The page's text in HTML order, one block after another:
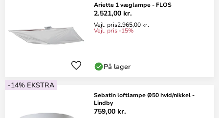
Ariette 1 væglampe - FLOS
2.521,00 kr.
Vejl. pris2.965,00 kr.
Vejl. pris -15%
På lager
-14% EKSTRA
Sebatin loftlampe Ø50 hvid/nikkel -
Lindby
759,00 kr.